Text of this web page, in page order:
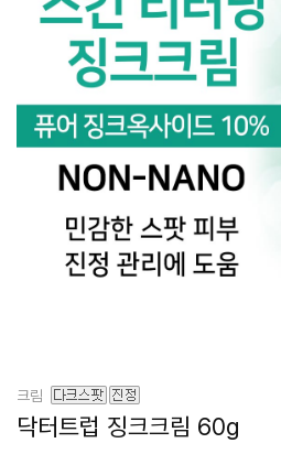
크림
닥터트럽 징크크림 60g